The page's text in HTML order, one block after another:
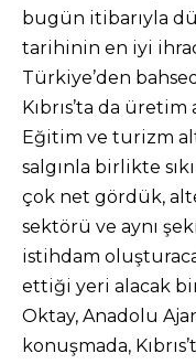
bugün itibarıyla
tarihinin en iyi
Türkiye’den
Kıbrıs’ta da
Eğitim ve turizm
salgınla birlikte
çok net gördük,
sektörü ve aynı
istihdam
ettiği yeri alacak bir
Oktay, Anadolu
konuşmada,